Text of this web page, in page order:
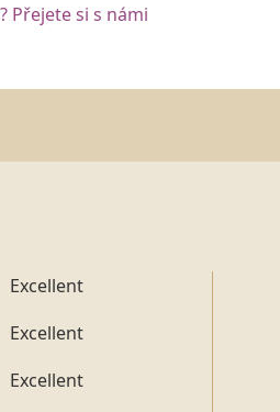
Přejete si s námi
Excellent
Excellent
Excellent